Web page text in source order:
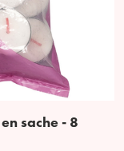
sache - 8